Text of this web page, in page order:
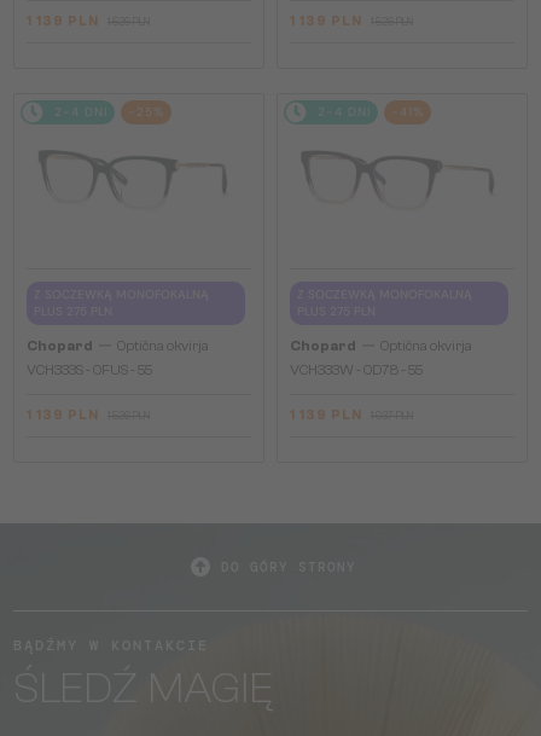
1 139 PLN 1 139 PLN
2-4 DNI -25%
Chopard
Optična okvirja
VCH333S - 0FUS - 55
1 139 PLN
2-4 DNI -41%
Chopard
Optična okvirja
VCH333W - 0D78 - 55
1 139 PLN
ŚLEDŹ MAGIĘ